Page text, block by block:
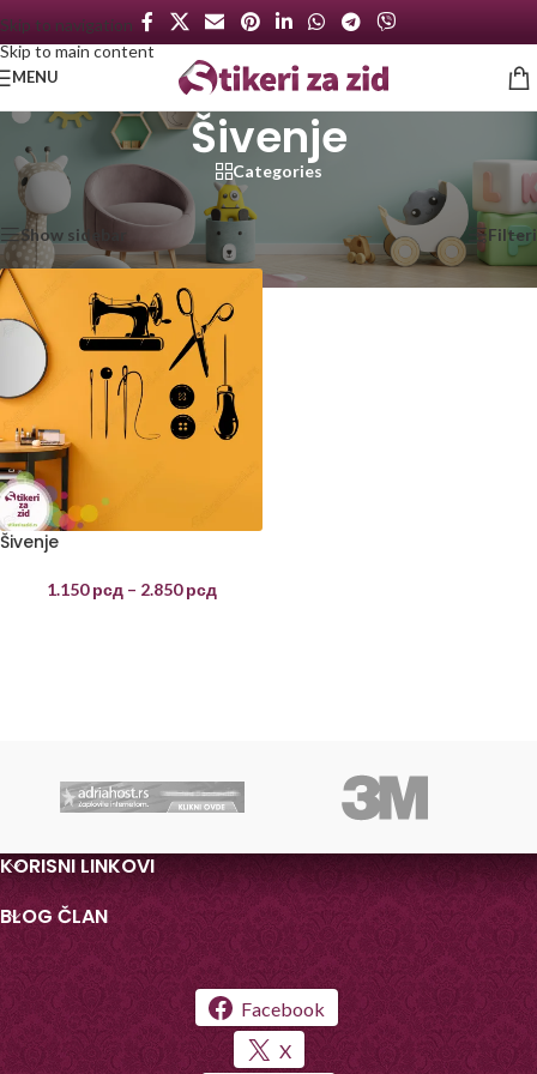
Skip to navigation
Skip to main content
MENU
Šivenje
Categories
Početna
Proizvod označen „Šivenje“ Prikazan jedan rezultat
Show sidebar Filteri
Šivenje
1.150рсд – 2.850рсд
KORISNI LINKOVI
BLOG ČLAN
Facebook
X